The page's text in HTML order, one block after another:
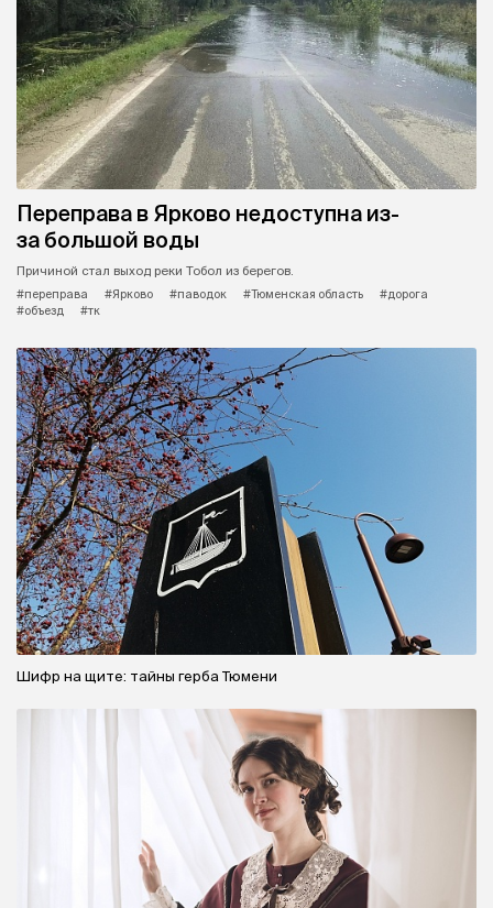
Переправа в Ярково недоступна из-
за большой воды
Причиной стал выход реки Тобол из берегов.
#переправа
#Ярково #паводок #Тюменская область
#дорога
#объезд
#тк
Шифр на щите: тайны герба Тюмени